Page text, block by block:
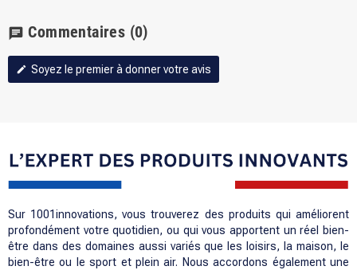
chat Commentaires (0)
edit Soyez le premier à donner votre avis
Sur 1001innovations, vous trouverez des produits qui améliorent
profondément votre quotidien, ou qui vous apportent un réel bien-
être dans des domaines aussi variés que les loisirs, la maison, le
bien-être ou le sport et plein air. Nous accordons également une